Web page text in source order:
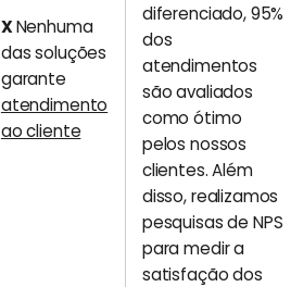
XNenhuma
das soluções
garante
atendimento
ao cliente
diferenciado, 95%
dos
atendimentos
são avaliados
como ótimo
pelos nossos
clientes. Além
disso, realizamos
pesquisas de NPS
para medir a
satisfação dos